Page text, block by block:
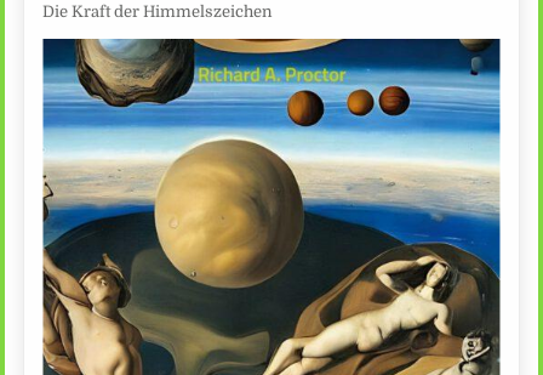
Die Kraft der Himmelszeichen